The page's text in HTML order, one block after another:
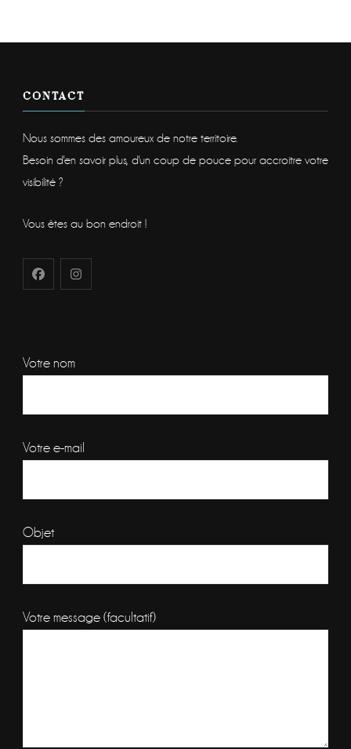
CONTACT
Nous sommes des amoureux de notre territoire.
Besoin d'en savoir plus, d'un coup de pouce pour accroitre votre
visibilité ?
Vous êtes au bon endroit !
Votre nom
Votre e-mail
Objet
Votre message (facultatif)